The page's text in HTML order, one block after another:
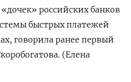
российских банков
быстрых платежей
говорила ранее первый
(Елена